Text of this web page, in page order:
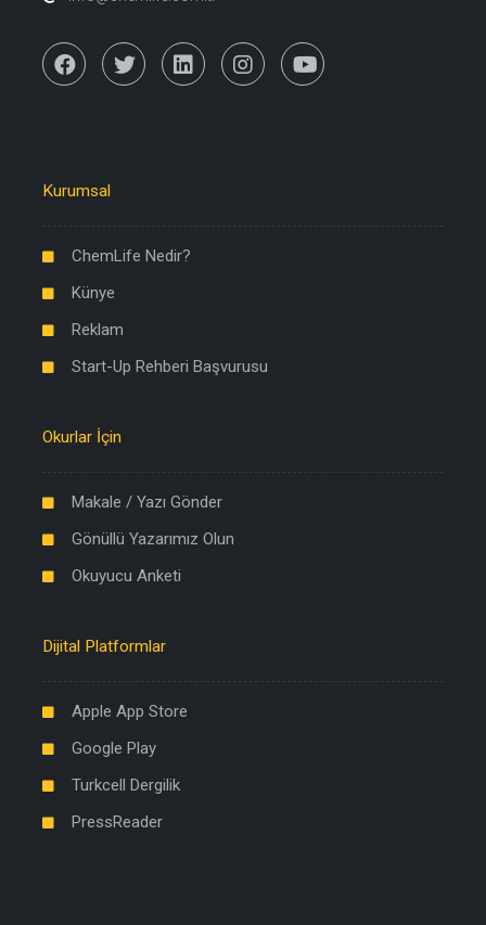
Kurumsal
ChemLife Nedir?
Künye
Reklam
Start-Up Rehberi Başvurusu
Okurlar İçin
Makale / Yazı Gönder
Gönüllü Yazarımız Olun
Okuyucu Anketi
Dijital Platformlar
Apple App Store
Google Play
Turkcell Dergilik
PressReader